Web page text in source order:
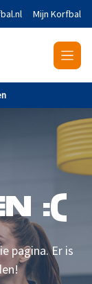
Mijn Korfbal
:(
pagina. Er is